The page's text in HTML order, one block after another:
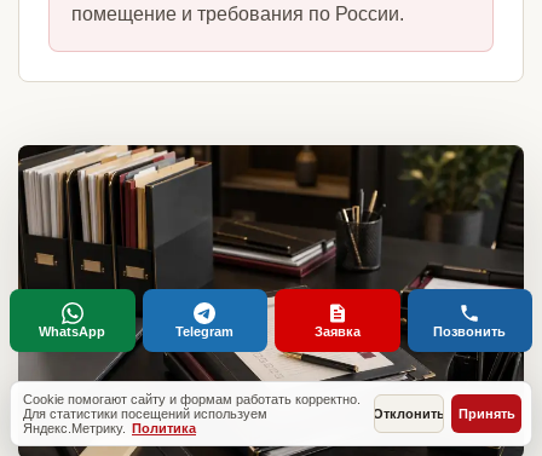
помещение и требования по России.
Cookie помогают сайту и формам работать корректно.
Для статистики посещений используем
Яндекс.Метрику. Политика
Отклонить Принять
WhatsApp Telegram Заявка Позвонить